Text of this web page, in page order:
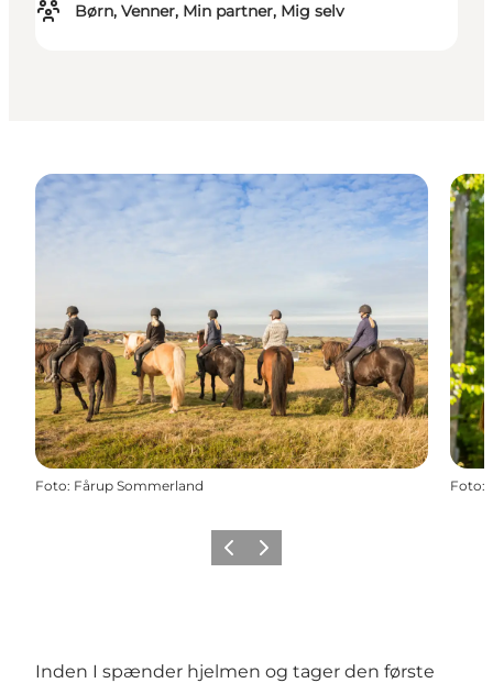
Børn, Venner, Min partner, Mig selv
Foto: Fårup Sommerland Foto:
ForrigeNæste
Inden I spænder hjelmen og tager den første